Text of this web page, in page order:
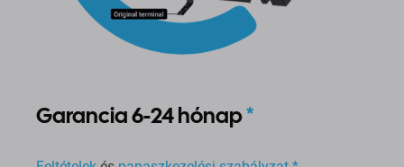
Garancia 6-24 hónap*